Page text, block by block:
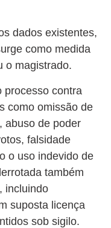
dados existentes,
como medida
o magistrado.
processo contra
como omissão de
abuso de poder
falsidade
o uso indevido de
também
incluindo
suposta licença
sob sigilo.